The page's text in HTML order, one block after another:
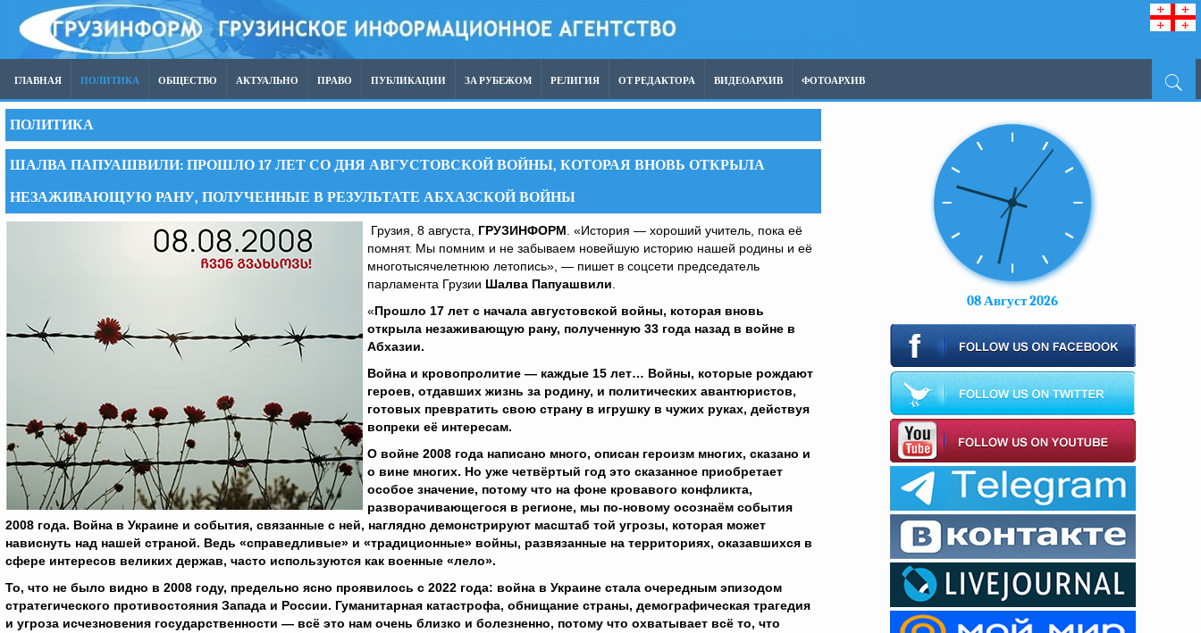
ГЛАВНАЯ ПОЛИТИКА ОБЩЕСТВО АКТУАЛЬНО ПРАВО ПУБЛИКАЦИИ ЗА РУБЕЖОМ РЕЛИГИЯ ОТ РЕДАКТОРА ВИДЕОАРХИВ ФОТОАРХИВ
ПОЛИТИКА
ШАЛВА ПАПУАШВИЛИ: ПРОШЛО 17 ЛЕТ СО ДНЯ АВГУСТОВСКОЙ ВОЙНЫ, КОТОРАЯ ВНОВЬ ОТКРЫЛА
НЕЗАЖИВАЮЩУЮ РАНУ, ПОЛУЧЕННЫЕ В РЕЗУЛЬТАТЕ АБХАЗСКОЙ ВОЙНЫ
Грузия, 8 августа, ГРУЗИНФОРМ . «История — хороший учитель, пока её
помнят. Мы помним и не забываем новейшую историю нашей родины и её
многотысячелетнюю летопись», — пишет в соцсети председатель
парламента Грузии Шалва Папуашвили
«Прошло 17 лет с начала августовской войны, которая вновь
открыла незаживающую рану, полученную 33 года назад в войне в
Абхазии.
Война и кровопролитие — каждые 15 лет… Войны, которые рождают
героев, отдавших жизнь за родину, и политических авантюристов,
готовых превратить свою страну в игрушку в чужих руках, действуя
вопреки её интересам.
О войне 2008 года написано много, описан героизм многих, сказано и
о вине многих. Но уже четвёртый год это сказанное приобретает
особое значение, потому что на фоне кровавого конфликта,
разворачивающегося в регионе, мы по-новому осознаём события
2008 года. Война в Украине и события, связанные с ней, наглядно демонстрируют масштаб той угрозы, которая может
нависнуть над нашей страной. Ведь «справедливые» и «традиционные» войны, развязанные на территориях, оказавшихся в
сфере интересов великих держав, часто используются как военные «лело».
То, что не было видно в 2008 году, предельно ясно проявилось с 2022 года: война в Украине стала очередным эпизодом
стратегического противостояния Запада и России. Гуманитарная катастрофа, обнищание страны, демографическая трагедия
и угроза исчезновения государственности — всё это нам очень близко и болезненно, потому что охватывает всё то, что
08 Август 2026